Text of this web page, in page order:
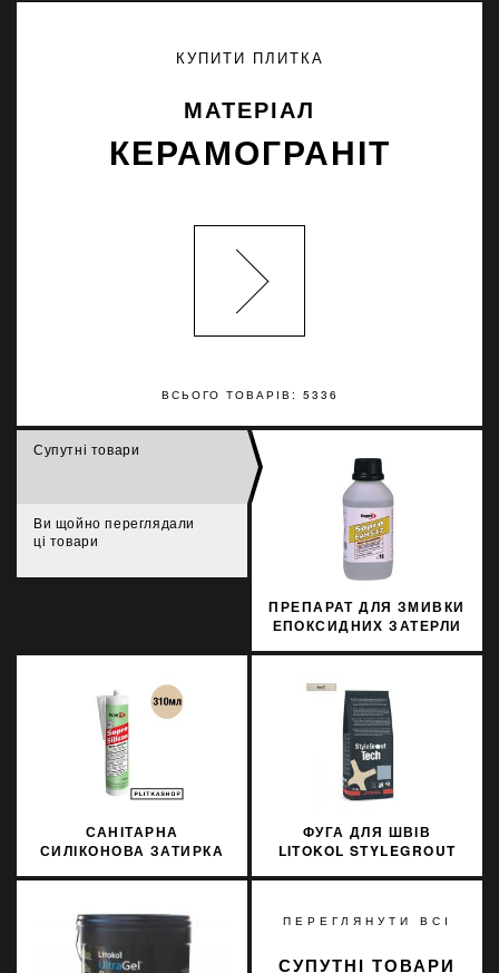
ВСЬОГО ТОВАРІВ: 5336
КУПИТИ ПЛИТКА
МАТЕРІАЛ
КЕРАМОГРАНІТ
Супутні товари
Ви щойно переглядали
ці товари
ПРЕПАРАТ ДЛЯ ЗМИВКИ
ЕПОКСИДНИХ ЗАТЕРЛИ
САНІТАРНА
СИЛІКОНОВА ЗАТИРКА
ФУГА ДЛЯ ШВІВ
LITOKOL STYLEGROUT
ПЕРЕГЛЯНУТИ ВСІ
СУПУТНІ ТОВАРИ